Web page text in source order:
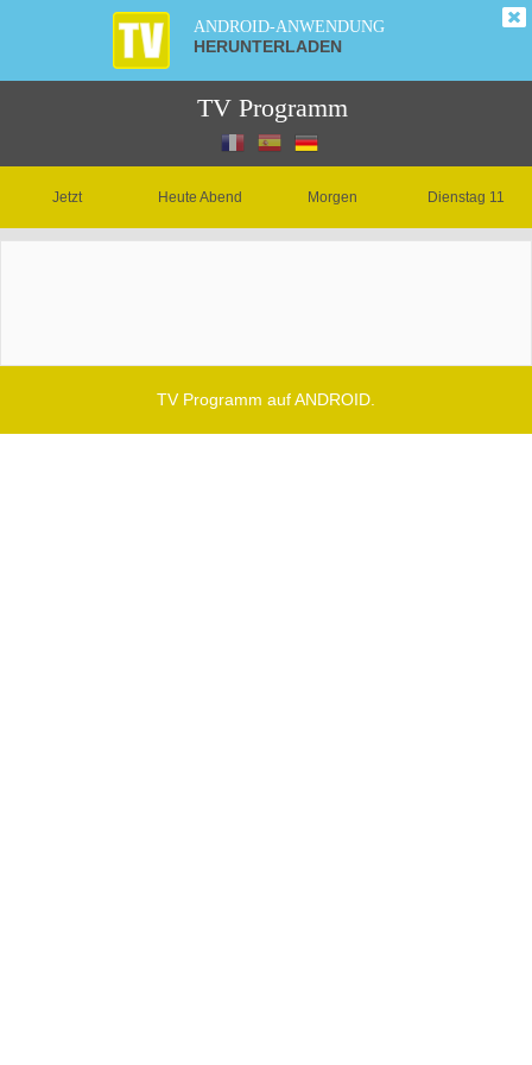
ANDROID-ANWENDUNG
HERUNTERLADEN
TV Programm
Jetzt Heute Abend Morgen Dienstag 11
TV Programm auf ANDROID.